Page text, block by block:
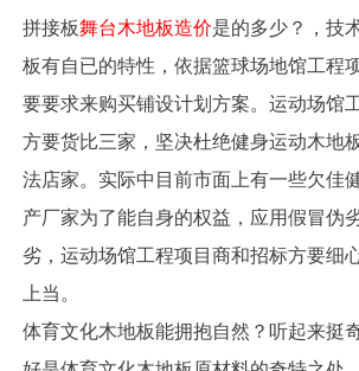
拼接板舞台木地板造价是的多少？，技
板有自已的特性，依据篮球场地馆工程
要要求来购买铺设计划方案。运动场馆
方要货比三家，坚决杜绝健身运动木地
法店家。实际中目前市面上有一些欠佳
产厂家为了能自身的权益，应用假冒伪
劣，运动场馆工程项目商和招标方要细
上当。
体育文化木地板能拥抱自然？听起来挺